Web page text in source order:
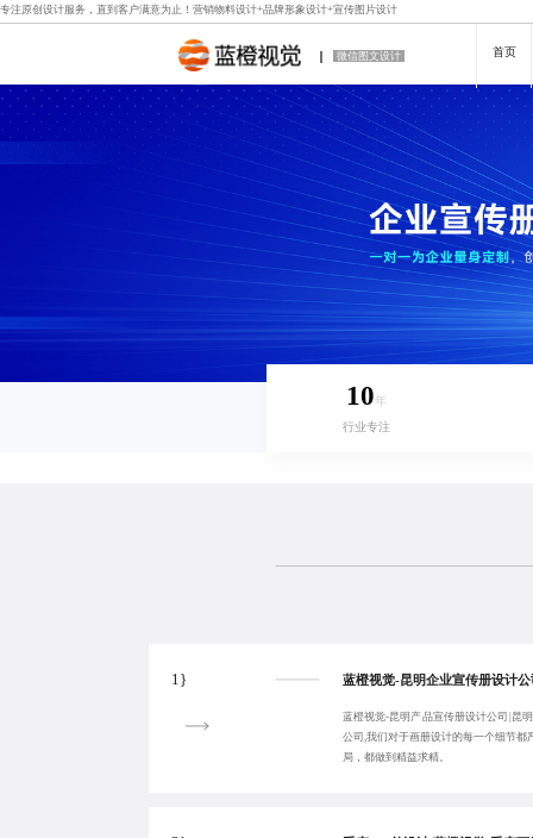
专注原创设计服务，直到客户满意为止！ 营销物料设计+品牌形象设计+宣传图片设计
微信图文设计 首页
10年
行业专注
1}
蓝橙视觉-昆明产品宣传册设计公司|昆
公司,我们对于画册设计的每一个细节都
局，都做到精益求精。